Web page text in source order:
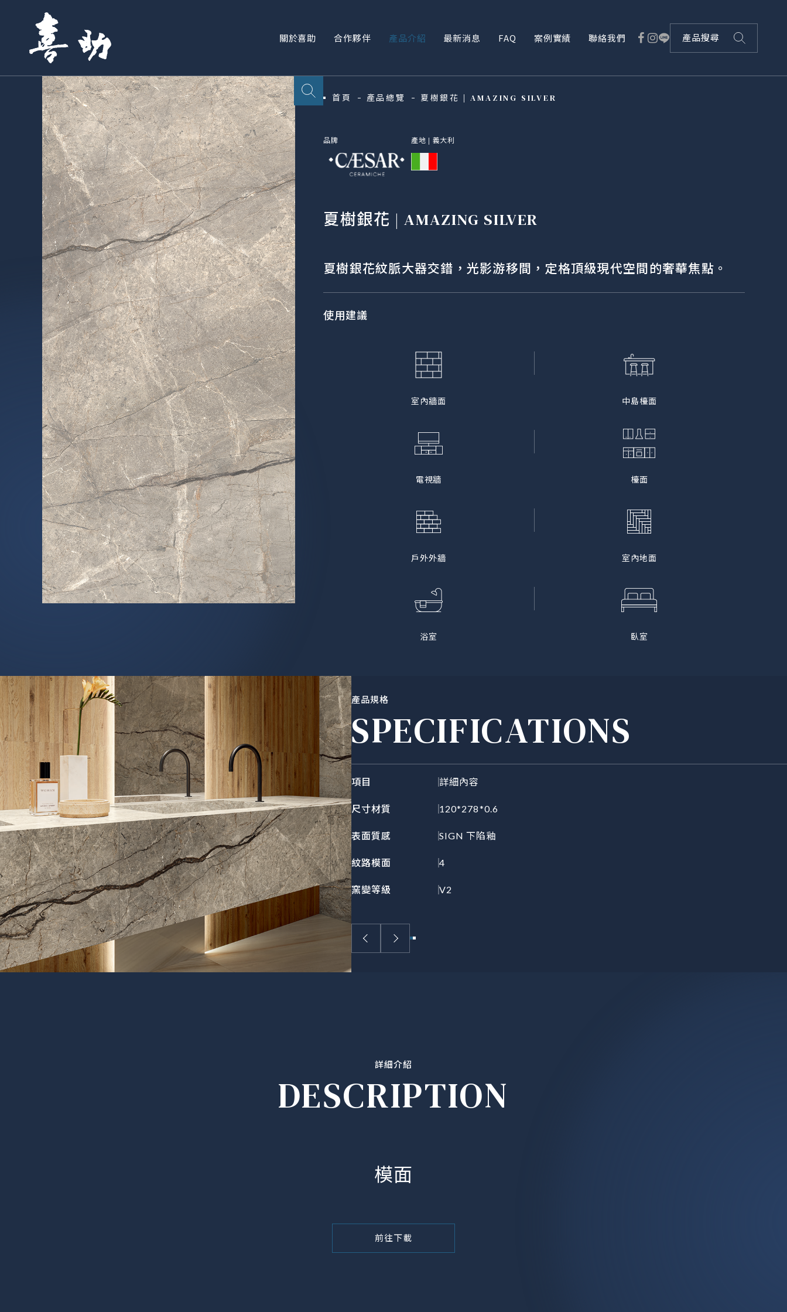
關於喜助 合作夥伴 產品介紹 最新消息 FAQ 案例實績 聯絡我們 產品搜尋
首頁 產品總覽 夏樹銀花 | AMAZING SILVER
品牌 產地 | 義大利
夏樹銀花 | AMAZING SILVER
夏樹銀花紋脈大器交錯，光影游移間，定格頂級現代空間的奢華焦點。
使用建議
室內牆面 中島檯面
電視牆 檯面
戶外外牆 室內地面
浴室 臥室
產品規格
SPECIFICATIONS
項目 詳細內容
尺寸材質 120*278*0.6
表面質感 SIGN 下陷釉
紋路模面 4
窯變等級 V2
詳細介紹
DESCRIPTION
模面
前往下載